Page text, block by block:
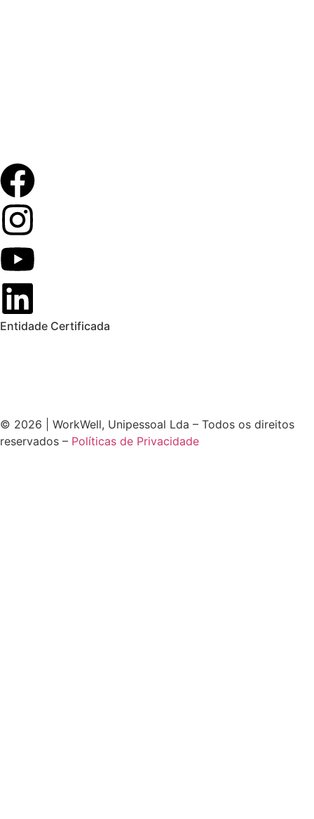
Entidade Certificada
© 2026 | WorkWell, Unipessoal Lda – Todos os direitos
reservados – Políticas de Privacidade